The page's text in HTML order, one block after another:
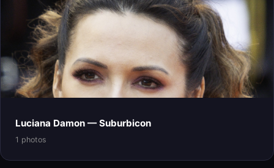
Luciana Damon — Suburbicon
1 photos